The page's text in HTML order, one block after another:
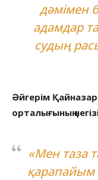
дәмімен
адамдар
судың
Әйгерім
орталығының
«Мен таза